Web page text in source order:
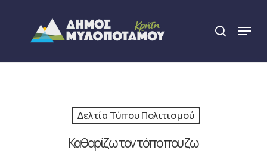
content
search
Menu
Δελτία Τύπου Πολιτισμού
Καθαρίζω τον τόπο που ζω
Close